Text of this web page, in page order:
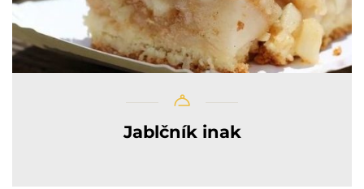
Jablčník inak